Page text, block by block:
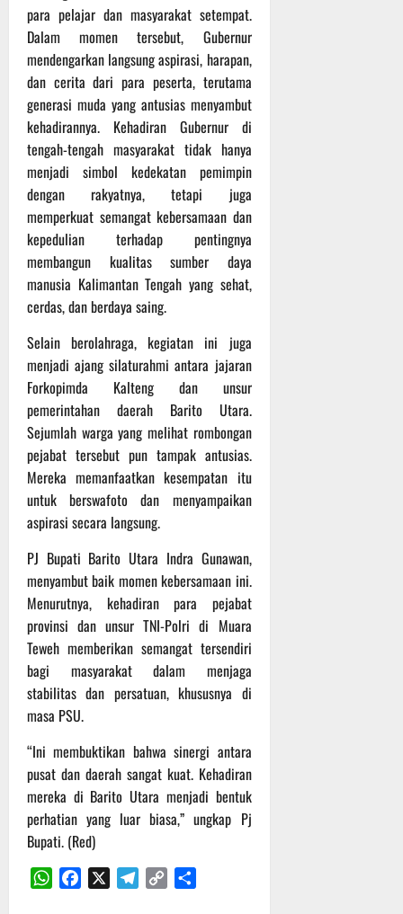
para pelajar dan masyarakat setempat.
Dalam momen tersebut, Gubernur
mendengarkan langsung aspirasi, harapan,
dan cerita dari para peserta, terutama
generasi muda yang antusias menyambut
kehadirannya. Kehadiran Gubernur di
tengah-tengah masyarakat tidak hanya
menjadi simbol kedekatan pemimpin
dengan rakyatnya, tetapi juga
memperkuat semangat kebersamaan dan
kepedulian terhadap pentingnya
membangun kualitas sumber daya
manusia Kalimantan Tengah yang sehat,
cerdas, dan berdaya saing.
Selain berolahraga, kegiatan ini juga
menjadi ajang silaturahmi antara jajaran
Forkopimda Kalteng dan unsur
pemerintahan daerah Barito Utara.
Sejumlah warga yang melihat rombongan
pejabat tersebut pun tampak antusias.
Mereka memanfaatkan kesempatan itu
untuk berswafoto dan menyampaikan
aspirasi secara langsung.
PJ Bupati Barito Utara Indra Gunawan,
menyambut baik momen kebersamaan ini.
Menurutnya, kehadiran para pejabat
provinsi dan unsur TNI-Polri di Muara
Teweh memberikan semangat tersendiri
bagi masyarakat dalam menjaga
stabilitas dan persatuan, khususnya di
masa PSU.
“Ini membuktikan bahwa sinergi antara
pusat dan daerah sangat kuat. Kehadiran
mereka di Barito Utara menjadi bentuk
perhatian yang luar biasa,” ungkap Pj
Bupati. (Red)
WhatsAppFacebook Telegram
Copy